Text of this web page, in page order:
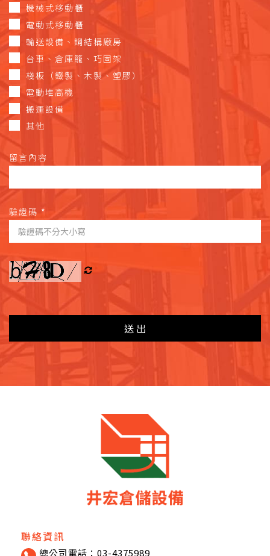
機械式移動櫃
電動式移動櫃
輸送設備、鋼結構廠房
台車、倉庫籠、巧固架
棧板（鐵製、木製、塑膠）
電動堆高機
搬運設備
其他
留言內容
驗證碼 *
送出
聯絡資訊
總公司電話：03-4375989